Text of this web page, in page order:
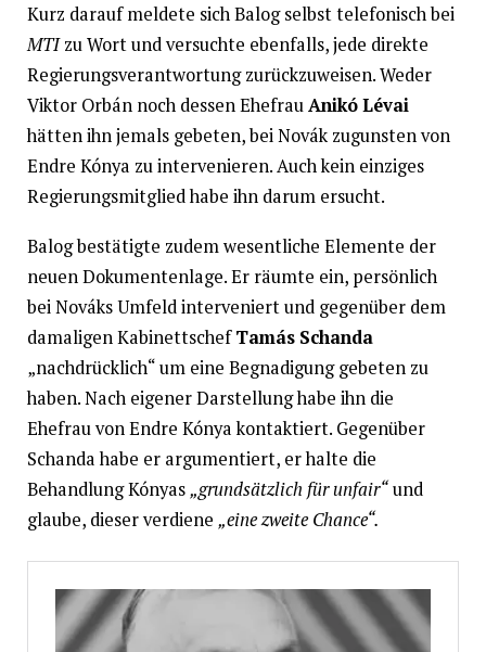
Kurz darauf meldete sich Balog selbst telefonisch bei
MTIzu Wort und versuchte ebenfalls, jede direkte
Regierungsverantwortung zurückzuweisen. Weder
Viktor Orbán noch dessen EhefrauAnikó Lévai
hätten ihn jemals gebeten, bei Novák zugunsten von
Endre Kónya zu intervenieren. Auch kein einziges
Regierungsmitglied habe ihn darum ersucht.
Balog bestätigte zudem wesentliche Elemente der
neuen Dokumentenlage. Er räumte ein, persönlich
bei Nováks Umfeld interveniert und gegenüber dem
damaligen KabinettschefTamás Schanda
„nachdrücklich“ um eine Begnadigung gebeten zu
haben. Nach eigener Darstellung habe ihn die
Ehefrau von Endre Kónya kontaktiert. Gegenüber
Schanda habe er argumentiert, er halte die
Behandlung Kónyas„grundsätzlich für unfair“und
glaube, dieser verdiene „eine zweite Chance“.